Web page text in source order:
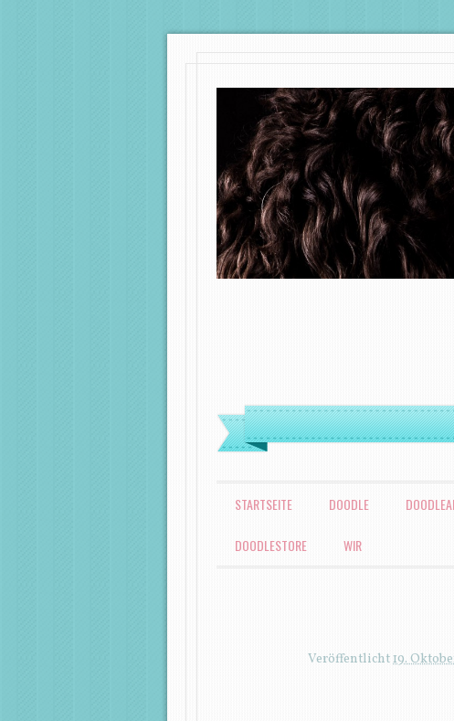
MENÜ
ZUM INHALT SPRINGEN
STARTSEITE DOODLE
DOODLESTORE WIR
Veröffentlicht19.